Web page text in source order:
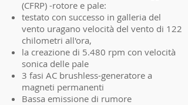
(CFRP) -rotore e pale:
testato con successo in galleria del
vento uragano velocità del vento di 122
chilometri all'ora,
la creazione di 5.480 rpm con velocità
sonica delle pale
3 fasi AC brushless-generatore a
magneti permanenti
Bassa emissione di rumore